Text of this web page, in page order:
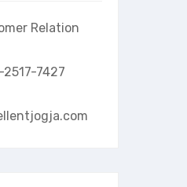
Relation
2517-7427